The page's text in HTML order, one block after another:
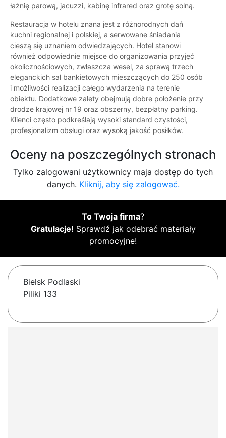
łaźnię parową, jacuzzi, kabinę infrared oraz grotę solną.
Restauracja w hotelu znana jest z różnorodnych dań
kuchni regionalnej i polskiej, a serwowane śniadania
cieszą się uznaniem odwiedzających. Hotel stanowi
również odpowiednie miejsce do organizowania przyjęć
okolicznościowych, zwłaszcza wesel, za sprawą trzech
eleganckich sal bankietowych mieszczących do 250 osób
i możliwości realizacji całego wydarzenia na terenie
obiektu. Dodatkowe zalety obejmują dobre położenie przy
drodze krajowej nr 19 oraz obszerny, bezpłatny parking.
Klienci często podkreślają wysoki standard czystości,
profesjonalizm obsługi oraz wysoką jakość posiłków.
Oceny na poszczególnych stronach
Tylko zalogowani użytkownicy maja dostęp do tych
danych. Kliknij, aby się zalogować.
To Twoja firma?
Gratulacje! Sprawdź jak odebrać materiały
promocyjne!
Bielsk Podlaski
Piliki 133